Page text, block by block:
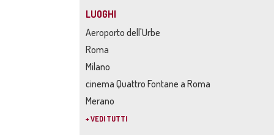
LUOGHI
Aeroporto dell'Urbe
Roma
Milano
cinema Quattro Fontane a Roma
Merano
+ VEDI TUTTI